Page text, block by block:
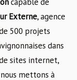
Externe, agence
500 projets
dans
sites internet,
mettons à